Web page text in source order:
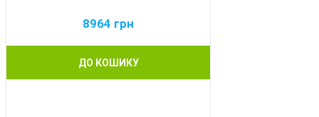
8964 грн
ДО КОШИКУ